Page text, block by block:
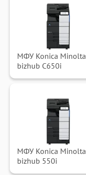
МФУ Konica Minolta
bizhub C650i
МФУ Konica Minolta
bizhub 550i